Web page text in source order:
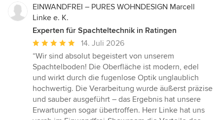
EINWANDFREI – PURES WOHNDESIGN Marcell
Linke e. K.
Experten für Spachteltechnik in Ratingen
Durchschnittliche
Bewertung:
5
von
5
Sternen
14. Juli 2026
“Wir sind absolut begeistert von unserem
Spachtelboden! Die Oberfläche ist modern, edel
und wirkt durch die fugenlose Optik unglaublich
hochwertig. Die Verarbeitung wurde äußerst präzise
und sauber ausgeführt – das Ergebnis hat unsere
Erwartungen sogar übertroffen. Herr Linke hat uns